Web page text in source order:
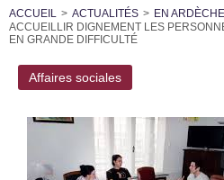
ACCUEIL ACTUALITÉS
EN ARDÈCHE
ACCUEILLIR DIGNEMENT LES
EN GRANDE DIFFICULTÉ
Affaires sociales